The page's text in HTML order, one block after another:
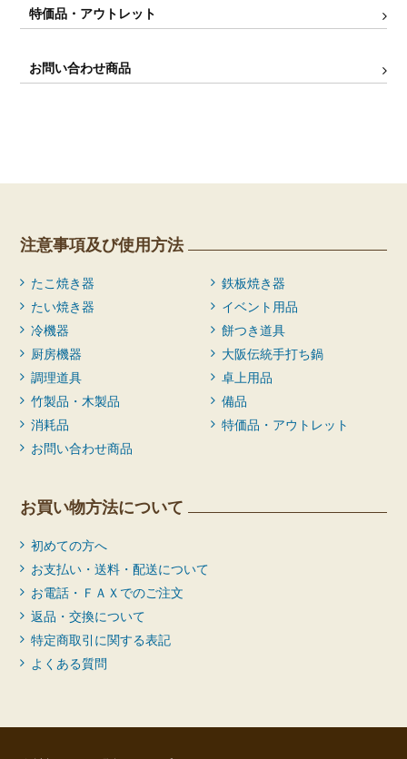
特価品・アウトレット
お問い合わせ商品
注意事項及び使用方法
たこ焼き器
鉄板焼き器
たい焼き器
イベント用品
冷機器
餅つき道具
厨房機器
大阪伝統手打ち鍋
調理道具
卓上用品
竹製品・木製品
備品
消耗品
特価品・アウトレット
お問い合わせ商品
お買い物方法について
初めての方へ
お支払い・送料・配送について
お電話・ＦＡＸでのご注文
返品・交換について
特定商取引に関する表記
よくある質問